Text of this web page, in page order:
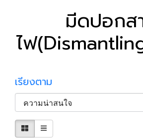
มีดปอกส
ไฟ
เรียงตาม